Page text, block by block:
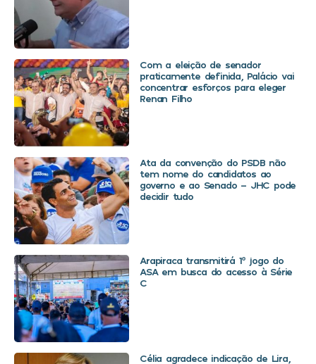
Com a eleição de senador
praticamente definida, Palácio vai
concentrar esforços para eleger
Renan Filho
Ata da convenção do PSDB não
tem nome do candidatos ao
governo e ao Senado – JHC pode
decidir tudo
Arapiraca transmitirá 1º jogo do
ASA em busca do acesso à Série
C
Célia agradece indicação de Lira,